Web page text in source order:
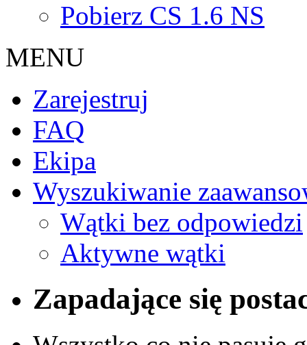
Pobierz CS 1.6 NS
MENU
Zarejestruj
FAQ
Ekipa
Wyszukiwanie
Wątki bez odpowiedzi
Aktywne wątki
Zapadające się